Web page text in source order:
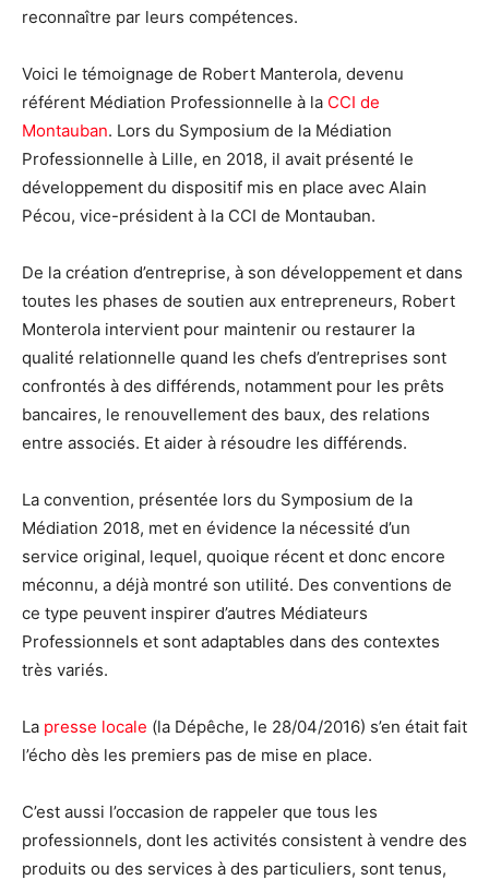
reconnaître par leurs compétences.
Voici le témoignage de Robert Manterola, devenu
référent Médiation Professionnelle à la CCI de
Montauban. Lors du Symposium de la Médiation
Professionnelle à Lille, en 2018, il avait présenté le
développement du dispositif mis en place avec Alain
Pécou, vice-président à la CCI de Montauban.
De la création d’entreprise, à son développement et dans
toutes les phases de soutien aux entrepreneurs, Robert
Monterola intervient pour maintenir ou restaurer la
qualité relationnelle quand les chefs d’entreprises sont
confrontés à des différends, notamment pour les prêts
bancaires, le renouvellement des baux, des relations
entre associés. Et aider à résoudre les différends.
La convention, présentée lors du Symposium de la
Médiation 2018, met en évidence la nécessité d’un
service original, lequel, quoique récent et donc encore
méconnu, a déjà montré son utilité. Des conventions de
ce type peuvent inspirer d’autres Médiateurs
Professionnels et sont adaptables dans des contextes
très variés.
La presse locale (la Dépêche, le 28/04/2016) s’en était fait
l’écho dès les premiers pas de mise en place.
C’est aussi l’occasion de rappeler que tous les
professionnels, dont les activités consistent à vendre des
produits ou des services à des particuliers, sont tenus,